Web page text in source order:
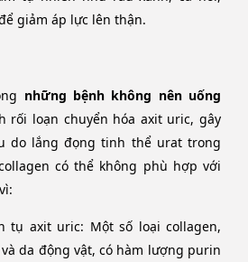
giảm áp lực lên thận.
những bệnh không nên uống
rối loạn chuyển hóa axit uric, gây
do lắng đọng tinh thể urat trong
có thể không phù hợp với
tụ axit uric: Một số loại collagen,
da động vật, có hàm lượng purin